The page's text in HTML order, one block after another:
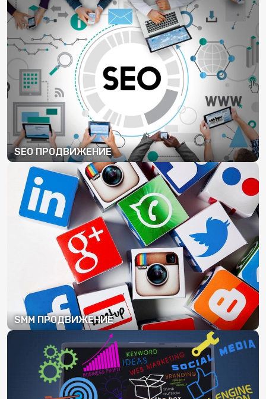
SEO ПРОДВИЖЕНИЕ
ПОДРОБНЕЕ
SMM ПРОДВИЖЕНИЕ
ПОДРОБНЕЕ